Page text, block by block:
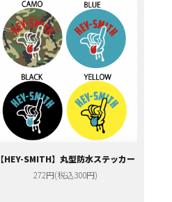
【HEY-SMITH】丸型防水ステッカー
272円(税込300円)